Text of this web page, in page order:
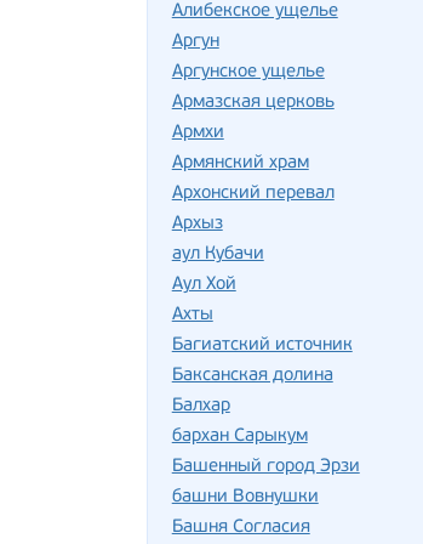
Алибекское ущелье
Аргун
Аргунское ущелье
Армазская церковь
Армхи
Армянский храм
Архонский перевал
Архыз
аул Кубачи
Аул Хой
Ахты
Багиатский источник
Баксанская долина
Балхар
бархан Сарыкум
Башенный город Эрзи
башни Вовнушки
Башня Согласия